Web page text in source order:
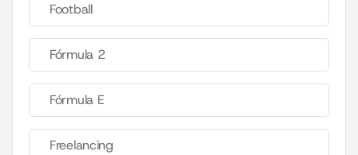
Football
Fórmula 2
Fórmula E
Freelancing